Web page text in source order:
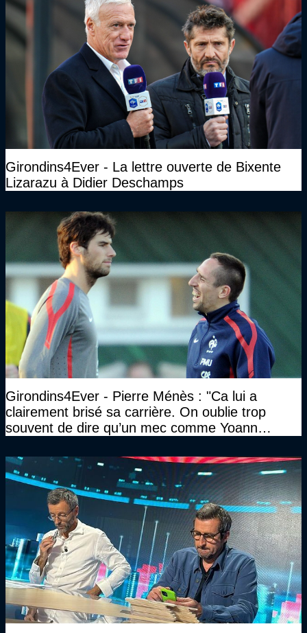
Girondins4Ever - La lettre ouverte de Bixente
Lizarazu à Didier Deschamps
Girondins4Ever - Pierre Ménès : "Ca lui a
clairement brisé sa carrière. On oublie trop
souvent de dire qu’un mec comme Yoann